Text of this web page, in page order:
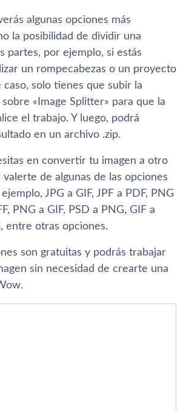
algunas opciones más
la posibilidad de dividir una
partes, por ejemplo, si estás
un rompecabezas o un proyecto
caso, solo tienes que subir la
«Image Splitter» para que la
el trabajo. Y luego, podrá
en un archivo .zip.
en convertir tu imagen a otro
de algunas de las opciones
JPG a GIF, JPF a PDF, PNG
PNG a GIF, PSD a PNG, GIF a
entre otras opciones.
son gratuitas y podrás trabajar
sin necesidad de crearte una